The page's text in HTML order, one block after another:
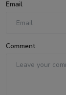
Email
Comment